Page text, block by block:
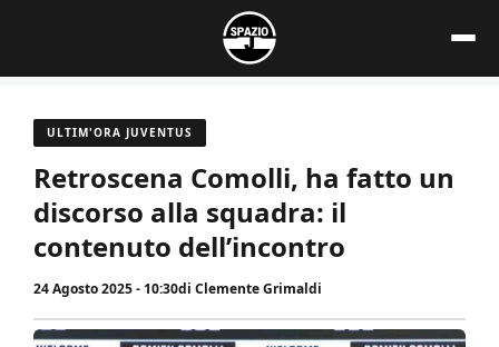
contenuto
ULTIM'ORA JUVENTUS
Retroscena Comolli, ha fatto un
discorso alla squadra: il
contenuto dell’incontro
24 Agosto 2025 - 10:30di Clemente Grimaldi